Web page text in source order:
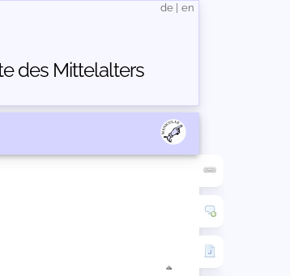
des Mittelalters
de en